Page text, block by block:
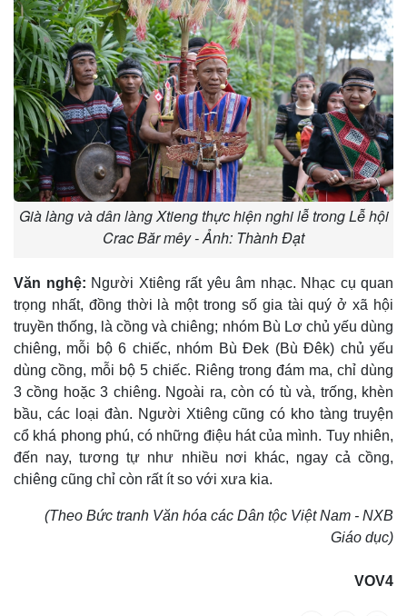
Già làng và dân làng Xtieng thực hiện nghi lễ trong Lễ hội
Crac Băr mêy - Ảnh: Thành Đạt
Văn nghệ: Người Xtiêng rất yêu âm nhạc. Nhạc cụ quan
trọng nhất, đồng thời là một trong số gia tài quý ở xã hội
truyền thống, là cồng và chiêng; nhóm Bù Lơ chủ yếu dùng
chiêng, mỗi bộ 6 chiếc, nhóm Bù Ðek (Bù Ðêk) chủ yếu
dùng cồng, mỗi bộ 5 chiếc. Riêng trong đám ma, chỉ dùng
3 cồng hoặc 3 chiêng. Ngoài ra, còn có tù và, trống, khèn
bầu, các loại đàn. Người Xtiêng cũng có kho tàng truyện
cổ khá phong phú, có những điệu hát của mình. Tuy nhiên,
đến nay, tương tự như nhiều nơi khác, ngay cả cồng,
chiêng cũng chỉ còn rất ít so với xưa kia.
(Theo Bức tranh Văn hóa các Dân tộc Việt Nam - NXB
Giáo dục)
VOV4